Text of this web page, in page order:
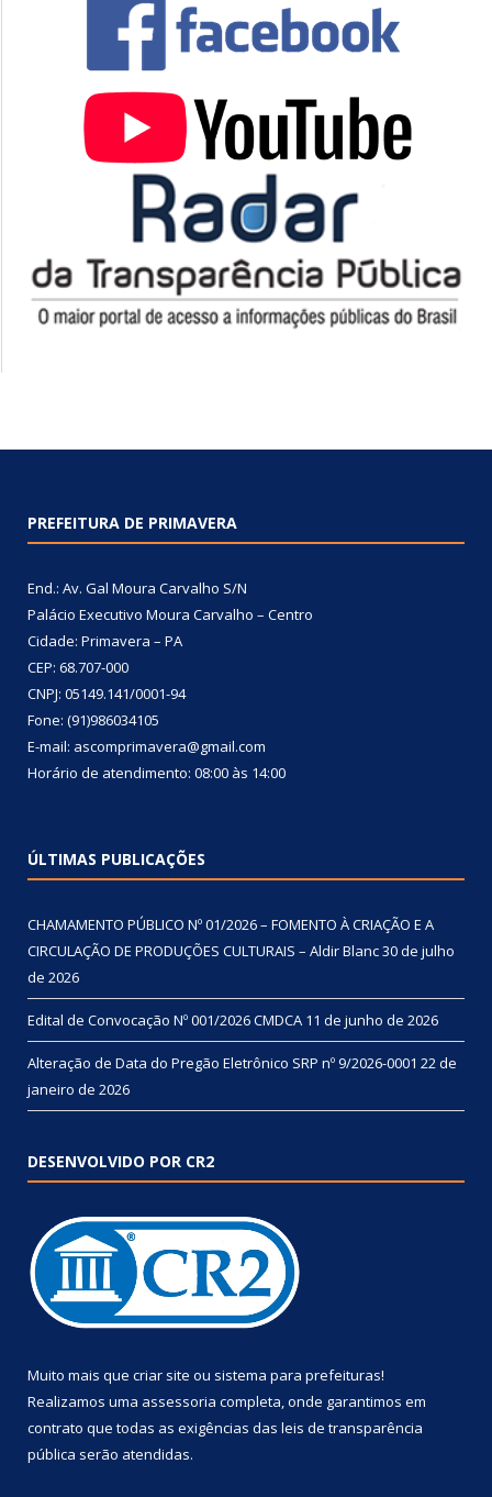
PREFEITURA DE PRIMAVERA
End.: Av. Gal Moura Carvalho S/N
Palácio Executivo Moura Carvalho – Centro
Cidade: Primavera – PA
CEP: 68.707-000
CNPJ: 05149.141/0001-94
Fone: (91)986034105
E-mail: ascomprimavera@gmail.com
Horário de atendimento: 08:00 às 14:00
ÚLTIMAS PUBLICAÇÕES
CHAMAMENTO PÚBLICO Nº 01/2026 – FOMENTO À CRIAÇÃO E A
CIRCULAÇÃO DE PRODUÇÕES CULTURAIS – Aldir Blanc30 de julho
de 2026
Edital de Convocação Nº 001/2026 CMDCA 11 de junho de 2026
Alteração de Data do Pregão Eletrônico SRP nº 9/2026-0001 22 de
janeiro de 2026
DESENVOLVIDO POR CR2
Muito mais que criar site ou sistema para prefeituras!
Realizamos uma assessoria completa, onde garantimos em
contrato que todas as exigências das leis de transparência
pública serão atendidas.